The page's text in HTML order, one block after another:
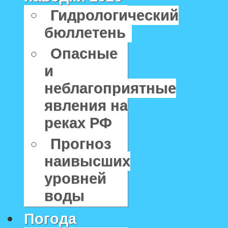
Гидрологический
бюллетень
Опасные
и
неблагоприятные
явления на
реках РФ
Прогноз
наивысших
уровней
воды
Погода